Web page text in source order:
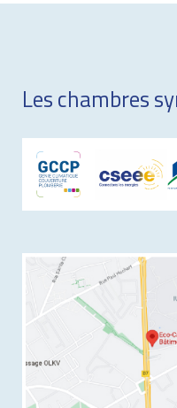
Les chambres